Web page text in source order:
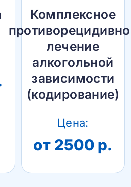
Комплексное
лечение
алкогольной
зависимости
(кодирование)
Цена:
от 2500 р.